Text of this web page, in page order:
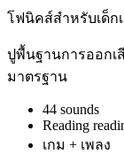
โฟนิคส์สำหรับเด็กเ
ปูพื้นฐานการออกเ
มาตรฐาน
44 sounds
Reading
เกม + เพลง